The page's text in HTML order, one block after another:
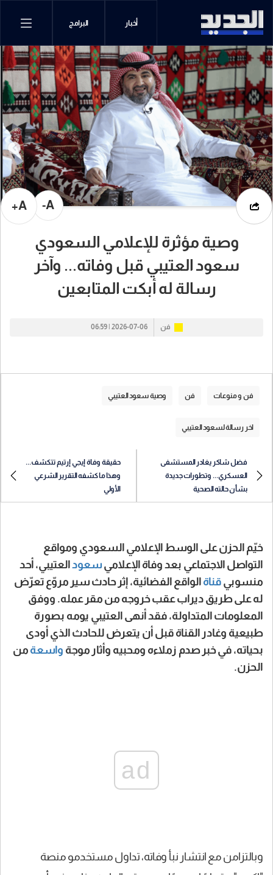
أخبار البرامج
A-
A+
وصية مؤثرة للإعلامي السعودي
سعود العتيبي قبل وفاته... وآخر
رسالة له أبكت المتابعين
فن 2026-07-06 | 06:59
فن و منوعات فن وصية سعود العتيبي
اخر رسالة لسعود العتيبي
فضل شاكر يغادر المستشفى
العسكري... وتطورات جديدة
بشأن حالته الصحية
حقيقة وفاة إيجي إرتيم تتكشف...
وهذا ما كشفه التقرير الشرعي
الأولي
خيّم الحزن على الوسط الإعلامي السعودي ومواقع
التواصل الاجتماعي بعد وفاة الإعلامي سعودالعتيبي، أحد
منسوبي قناة الواقع الفضائية، إثر حادث سير مروّع تعرّض
له على طريق ديراب عقب خروجه من مقر عمله. ووفق
المعلومات المتداولة، فقد أنهى العتيبي يومه بصورة
طبيعية وغادر القناة قبل أن يتعرض للحادث الذي أودى
بحياته، في خبر صدم زملاءه ومحبيه وأثار موجة واسعة من
الحزن.
ad
وبالتزامن مع انتشار نبأ وفاته، تداول مستخدمو منصة